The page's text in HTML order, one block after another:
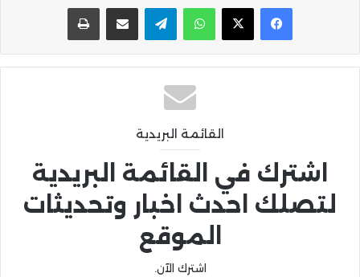
واتساب تيلقرام مشاركة عبر البريد
القائمة البريدية
اشترك في القائمة البريدية
لتصلك احدث اخبار وتحديثات
الموقع
اشترك الآن.